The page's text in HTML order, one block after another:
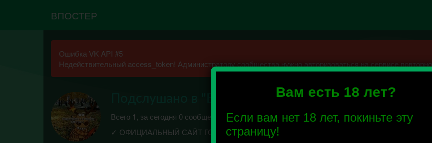
Вам есть 18 лет?
Если вам нет 18 лет, покиньте эту
страницу!
ВПОСТЕР
Ошибка VK API #5
Недействительный access_token! Администратору сообщества нужно авторизоваться на сервисе повторно.
Подслушано в "Болохово" (БМТ) [18+].
Всего 1, за сегодня 0 сообщений отправлено / Рейтинг 0.5
✓ ОФИЦИАЛЬНЫЙ САЙТ ГОРОДА БОЛОХОВО ✓